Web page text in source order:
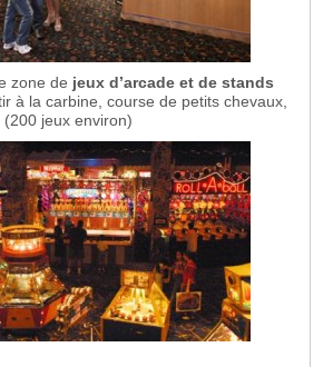
zone de jeux d’arcade et de stands
à la carbine, course de petits chevaux,
jeux environ)